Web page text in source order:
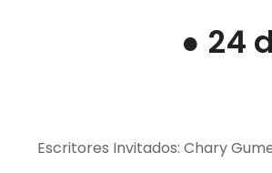
● 24
Escritores Invitados: Chary